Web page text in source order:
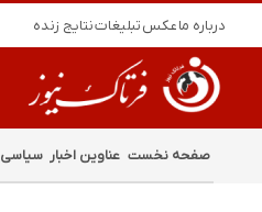
درباره ماعکستبلیغاتنتایج زنده
صفحه نخست عناوین اخبار سیاسی